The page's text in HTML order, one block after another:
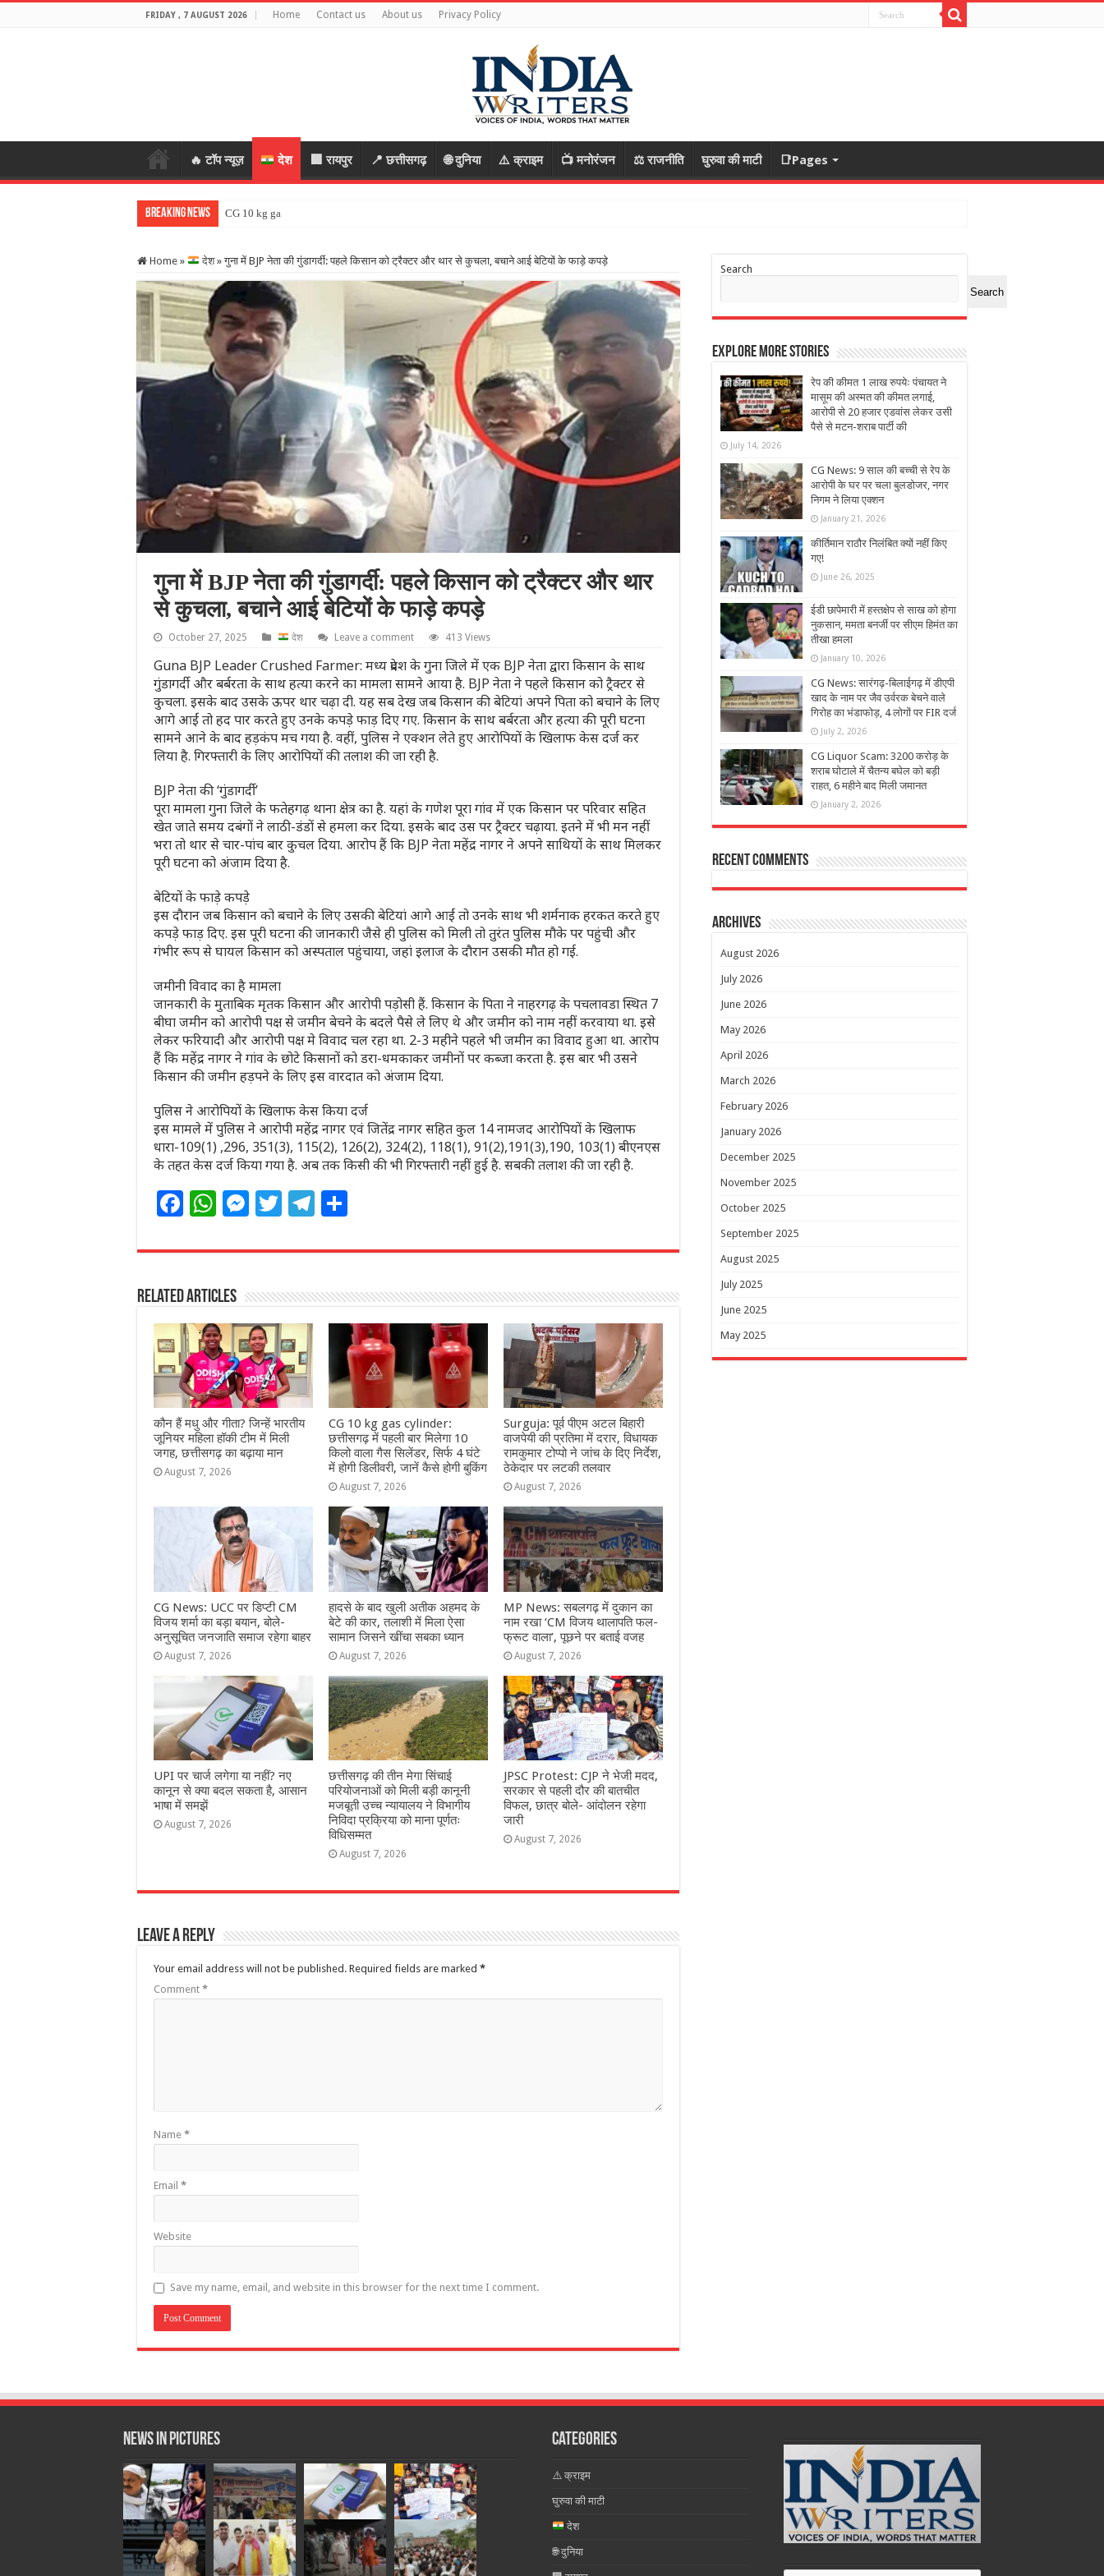
FRIDAY , 7 AUGUST 2026 Home Contact us About us Privacy Policy
🔥 टॉप न्यूज़ देश 🏢 रायपुर 📍 छत्तीसगढ़ 🌐 दुनिया ⚠️ क्राइम 📺 मनोरंजन ⚖️ राजनीति घुरुवा की माटी 📑Pages
Breaking News CG 10 kg gas cylinder: छत्तीसगढ़ में
Home » देश » गुना में BJP नेता की गुंडागर्दी: पहले किसान को ट्रैक्टर और थार से कुचला, बचाने आई बेटियों के फाड़े कपड़े
गुना में BJP नेता की गुंडागर्दी: पहले किसान को ट्रैक्टर और थार
से कुचला, बचाने आई बेटियों के फाड़े कपड़े
October 27, 2025 देश Leave a comment 413 Views
Guna BJP Leader Crushed Farmer: मध्य प्रदेश के गुना जिले में एक BJP नेता द्वारा किसान के साथ
गुंडागर्दी और बर्बरता के साथ हत्या करने का मामला सामने आया है. BJP नेता ने पहले किसान को ट्रैक्टर से
कुचला. इसके बाद उसके ऊपर थार चढ़ा दी. यह सब देख जब किसान की बेटियां अपने पिता को बचाने के लिए
आगे आईं तो हद पार करते हुए उनके कपड़े फाड़ दिए गए. किसान के साथ बर्बरता और हत्या की पूरी घटना
सामने आने के बाद हड़कंप मच गया है. वहीं, पुलिस ने एक्शन लेते हुए आरोपियों के खिलाफ केस दर्ज कर
लिया है. गिरफ्तारी के लिए आरोपियों की तलाश की जा रही है.
BJP नेता की ‘गुंडागर्दी’
पूरा मामला गुना जिले के फतेहगढ़ थाना क्षेत्र का है. यहां के गणेश पूरा गांव में एक किसान पर परिवार सहित
खेत जाते समय दबंगों ने लाठी-डंडों से हमला कर दिया. इसके बाद उस पर ट्रैक्टर चढ़ाया. इतने में भी मन नहीं
भरा तो थार से चार-पांच बार कुचल दिया. आरोप हैं कि BJP नेता महेंद्र नागर ने अपने साथियों के साथ मिलकर
पूरी घटना को अंजाम दिया है.
बेटियों के फाड़े कपड़े
इस दौरान जब किसान को बचाने के लिए उसकी बेटियां आगे आईं तो उनके साथ भी शर्मनाक हरकत करते हुए
कपड़े फाड़ दिए. इस पूरी घटना की जानकारी जैसे ही पुलिस को मिली तो तुरंत पुलिस मौके पर पहुंची और
गंभीर रूप से घायल किसान को अस्पताल पहुंचाया, जहां इलाज के दौरान उसकी मौत हो गई.
जमीनी विवाद का है मामला
जानकारी के मुताबिक मृतक किसान और आरोपी पड़ोसी हैं. किसान के पिता ने नाहरगढ़ के पचलावडा स्थित 7
बीघा जमीन को आरोपी पक्ष से जमीन बेचने के बदले पैसे ले लिए थे और जमीन को नाम नहीं करवाया था. इसे
लेकर फरियादी और आरोपी पक्ष मे विवाद चल रहा था. 2-3 महीने पहले भी जमीन का विवाद हुआ था. आरोप
हैं कि महेंद्र नागर ने गांव के छोटे किसानों को डरा-धमकाकर जमीनों पर कब्जा करता है. इस बार भी उसने
किसान की जमीन हड़पने के लिए इस वारदात को अंजाम दिया.
पुलिस ने आरोपियों के खिलाफ केस किया दर्ज
इस मामले में पुलिस ने आरोपी महेंद्र नागर एवं जितेंद्र नागर सहित कुल 14 नामजद आरोपियों के खिलाफ
धारा-109(1) ,296, 351(3), 115(2), 126(2), 324(2), 118(1), 91(2),191(3),190, 103(1) बीएनएस
के तहत केस दर्ज किया गया है. अब तक किसी की भी गिरफ्तारी नहीं हुई है. सबकी तलाश की जा रही है.
F
c
e
b
o
o
k
W
at
s
A
p
p
M
ss
n
g
e
r
T
itt
r
T
e
ra
m
ar
Related Articles
कौन हैं मधु और गीता? जिन्हें भारतीय
जूनियर महिला हॉकी टीम में मिली
जगह, छत्तीसगढ़ का बढ़ाया मान
August 7, 2026
CG 10 kg gas cylinder:
छत्तीसगढ़ में पहली बार मिलेगा 10
किलो वाला गैस सिलेंडर, सिर्फ 4 घंटे
में होगी डिलीवरी, जानें कैसे होगी बुकिंग
August 7, 2026
Surguja: पूर्व पीएम अटल बिहारी
वाजपेयी की प्रतिमा में दरार, विधायक
रामकुमार टोप्पो ने जांच के दिए निर्देश,
ठेकेदार पर लटकी तलवार
August 7, 2026
CG News: UCC पर डिप्टी CM
विजय शर्मा का बड़ा बयान, बोले-
अनुसूचित जनजाति समाज रहेगा बाहर
August 7, 2026
हादसे के बाद खुली अतीक अहमद के
बेटे की कार, तलाशी में मिला ऐसा
सामान जिसने खींचा सबका ध्यान
August 7, 2026
MP News: सबलगढ़ में दुकान का
नाम रखा ‘CM विजय थालापति फल-
फ्रूट वाला’, पूछने पर बताई वजह
August 7, 2026
UPI पर चार्ज लगेगा या नहीं? नए
कानून से क्या बदल सकता है, आसान
भाषा में समझें
August 7, 2026
छत्तीसगढ़ की तीन मेगा सिंचाई
परियोजनाओं को मिली बड़ी कानूनी
मजबूती उच्च न्यायालय ने विभागीय
निविदा प्रक्रिया को माना पूर्णतः
विधिसम्मत
August 7, 2026
JPSC Protest: CJP ने भेजी मदद,
सरकार से पहली दौर की बातचीत
विफल, छात्र बोले- आंदोलन रहेगा
जारी
August 7, 2026
Leave a Reply
Your email address will not be published. Required fields are marked *
Comment *
Name *
Email *
Website
Save my name, email, and website in this browser for the next time I comment.
Search
Search
Explore More Stories
रेप की कीमत 1 लाख रुपयेः पंचायत ने
मासूम की अस्मत की कीमत लगाई,
आरोपी से 20 हजार एडवांस लेकर उसी
पैसे से मटन-शराब पार्टी की
July 14, 2026
CG News: 9 साल की बच्ची से रेप के
आरोपी के घर पर चला बुलडोजर, नगर
निगम ने लिया एक्शन
January 21, 2026
कीर्तिमान राठौर निलंबित क्यों नहीं किए
गए!
June 26, 2025
ईडी छापेमारी में हस्तक्षेप से साख को होगा
नुकसान, ममता बनर्जी पर सीएम हिमंत का
तीखा हमला
January 10, 2026
CG News: सारंगढ़-बिलाईगढ़ में डीएपी
खाद के नाम पर जैव उर्वरक बेचने वाले
गिरोह का भंडाफोड़, 4 लोगों पर FIR दर्ज
July 2, 2026
CG Liquor Scam: 3200 करोड़ के
शराब घोटाले में चैतन्य बघेल को बड़ी
राहत, 6 महीने बाद मिली जमानत
January 2, 2026
Recent Comments
Archives
August 2026
July 2026
June 2026
May 2026
April 2026
March 2026
February 2026
January 2026
December 2025
November 2025
October 2025
September 2025
August 2025
July 2025
June 2025
May 2025
News in Pictures Categories
⚠️ क्राइम
घुरुवा की माटी
देश
🌐 दुनिया